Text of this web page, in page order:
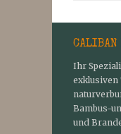
CALIBAN
Ihr
exklusiven
Bambus-
und